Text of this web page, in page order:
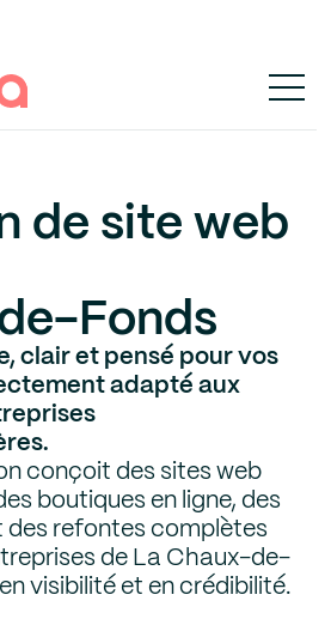
de site web
Fonds
clair et pensé pour vos
adapté aux
conçoit des sites web
boutiques en ligne, des
des refontes complètes
de La Chaux-de-
visibilité et en crédibilité.